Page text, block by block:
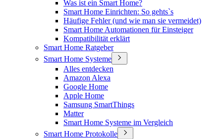
Was ist ein Smart Home?
Smart Home Einrichten: So gehts`s
Häufige Fehler (und wie man sie vermeidet)
Smart Home Automationen für Einsteiger
Kompatibilität erklärt
Smart Home Ratgeber
Smart Home Systeme
Alles entdecken
Amazon Alexa
Google Home
Apple Home
Samsung SmartThings
Matter
Smart Home Systeme im Vergleich
Smart Home Protokolle